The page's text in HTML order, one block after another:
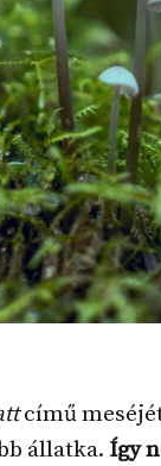
című
állatka. Így